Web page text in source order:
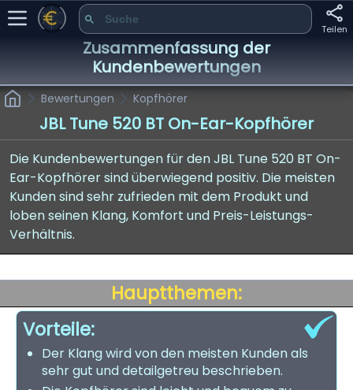
Teilen
Zusammenfassung der
Kundenbewertungen
Bewertungen Kopfhörer
JBL Tune 520 BT On-Ear-Kopfhörer
Die Kundenbewertungen für den JBL Tune 520 BT On-
Ear-Kopfhörer sind überwiegend positiv. Die meisten
Kunden sind sehr zufrieden mit dem Produkt und
loben seinen Klang, Komfort und Preis-Leistungs-
Verhältnis.
Hauptthemen:
Vorteile:
Der Klang wird von den meisten Kunden als
sehr gut und detailgetreu beschrieben.